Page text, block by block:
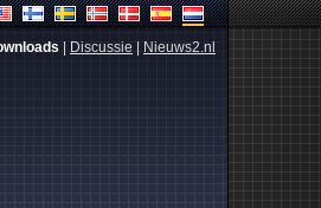
Discussie Nieuws2.nl